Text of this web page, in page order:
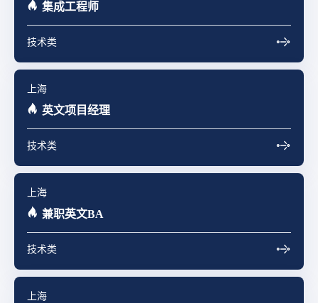
集成工程师
技术类
上海
英文项目经理
技术类
上海
兼职英文BA
技术类
上海